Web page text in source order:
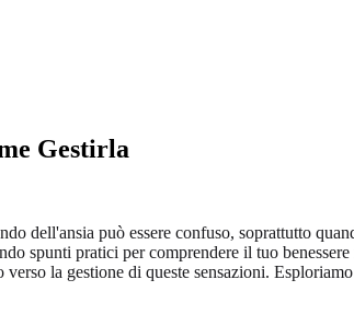
Gestirla
dell'ansia può essere confuso, soprattutto
spunti pratici per comprendere il tuo benessere
la gestione di queste sensazioni.